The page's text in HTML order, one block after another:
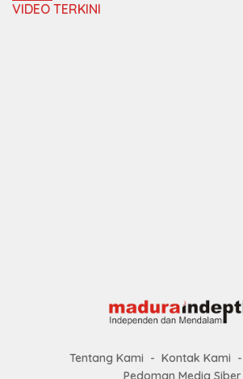
VIDEO TERKINI
Tentang Kami Kontak Kami
Pedoman Media Siber